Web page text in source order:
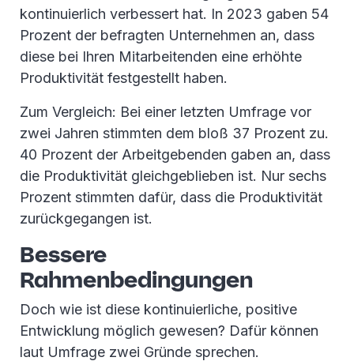
kontinuierlich verbessert hat. In 2023 gaben 54
Prozent der befragten Unternehmen an, dass
diese bei Ihren Mitarbeitenden eine erhöhte
Produktivität festgestellt haben.
Zum Vergleich: Bei einer letzten Umfrage vor
zwei Jahren stimmten dem bloß 37 Prozent zu.
40 Prozent der Arbeitgebenden gaben an, dass
die Produktivität gleichgeblieben ist. Nur sechs
Prozent stimmten dafür, dass die Produktivität
zurückgegangen ist.
Bessere
Rahmenbedingungen
Doch wie ist diese kontinuierliche, positive
Entwicklung möglich gewesen? Dafür können
laut Umfrage zwei Gründe sprechen.